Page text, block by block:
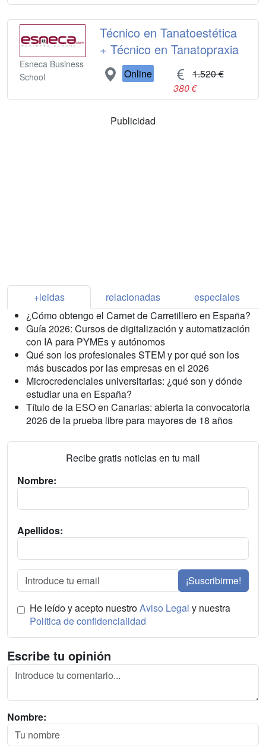
Esneca Business
School
Técnico en Tanatoestética
+ Técnico en Tanatopraxia
Online
1.520 €
380 €
Publicidad
+leidas relacionadas
especiales
¿Cómo obtengo el Carnet de Carretillero en España?
Guía 2026: Cursos de digitalización y automatización
con IA para PYMEs y autónomos
Qué son los profesionales STEM y por qué son los
más buscados por las empresas en el 2026
Microcredenciales universitarias: ¿qué son y dónde
estudiar una en España?
Título de la ESO en Canarias: abierta la convocatoria
2026 de la prueba libre para mayores de 18 años
Recibe gratis noticias en tu mail
Nombre:
Apellidos:
¡Suscribirme!
He leído y acepto nuestroAviso Legal y nuestra
Política de confidencialidad
Escribe tu opinión
Nombre: